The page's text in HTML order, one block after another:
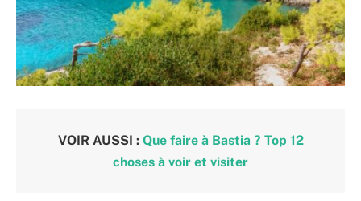
VOIR AUSSI : Que faire à Bastia ? Top 12
choses à voir et visiter